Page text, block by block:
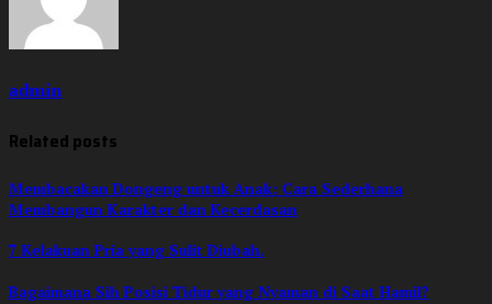
admin
Related posts
Membacakan Dongeng untuk Anak: Cara Sederhana
Membangun Karakter dan Kecerdasan
7 Kelakuan Pria yang Sulit Diubah.
Bagaimana Sih Posisi Tidur yang Nyaman di Saat Hamil?